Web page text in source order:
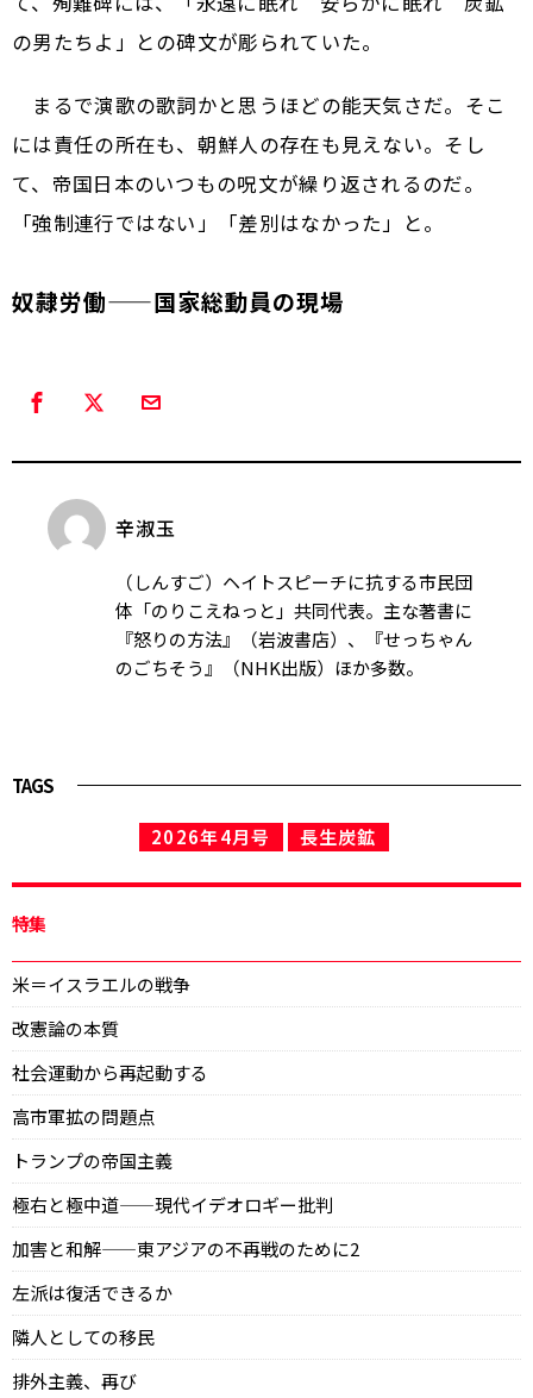
の男たちよ」との碑文が彫られていた。
まるで演歌の歌詞かと思うほどの能天気さだ。そこ
には責任の所在も、朝鮮人の存在も見えない。そし
て、帝国日本のいつもの呪文が繰り返されるのだ。
「強制連行ではない」「差別はなかった」と。
奴隷労働——国家総動員の現場
辛淑玉
（しんすご）ヘイトスピーチに抗する市民団
体「のりこえねっと」共同代表。主な著書に
『怒りの方法』（岩波書店）、『せっちゃん
のごちそう』（NHK出版）ほか多数。
TAGS
2026年4月号 長生炭鉱
特集
米＝イスラエルの戦争
改憲論の本質
社会運動から再起動する
高市軍拡の問題点
トランプの帝国主義
極右と極中道——現代イデオロギー批判
加害と和解——東アジアの不再戦のために2
左派は復活できるか
隣人としての移民
排外主義、再び